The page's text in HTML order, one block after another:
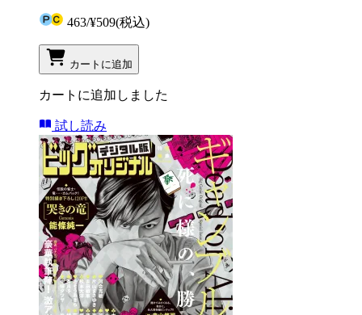
463/¥509(税込)
カートに追加
カートに追加しました
試し読み